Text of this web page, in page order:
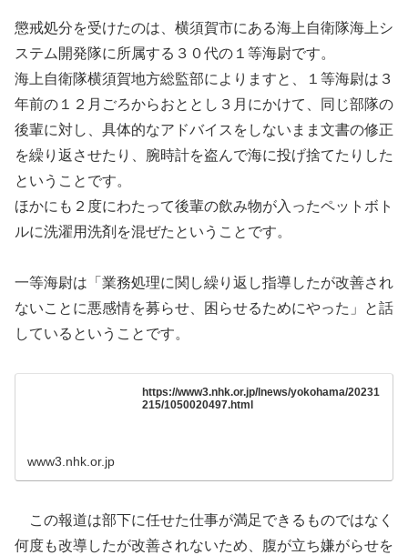
懲戒処分を受けたのは、横須賀市にある海上自衛隊海上シ
ステム開発隊に所属する３０代の１等海尉です。
海上自衛隊横須賀地方総監部によりますと、１等海尉は３
年前の１２月ごろからおととし３月にかけて、同じ部隊の
後輩に対し、具体的なアドバイスをしないまま文書の修正
を繰り返させたり、腕時計を盗んで海に投げ捨てたりした
ということです。
ほかにも２度にわたって後輩の飲み物が入ったペットボト
ルに洗濯用洗剤を混ぜたということです。
一等海尉は「業務処理に関し繰り返し指導したが改善され
ないことに悪感情を募らせ、困らせるためにやった」と話
しているということです。
https://www3.nhk.or.jp/lnews/yokohama/20231
215/1050020497.html
www3.nhk.or.jp
この報道は部下に任せた仕事が満足できるものではなく
何度も改導したが改善されないため、腹が立ち嫌がらせを